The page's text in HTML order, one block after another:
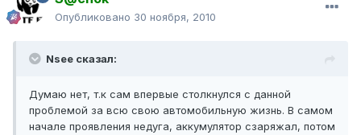
Опубликовано 30 ноября, 2010
Nsee сказал:
Думаю нет, т.к сам впервые столкнулся с данной
проблемой за всю свою автомобильную жизнь. В самом
начале проявления недуга, аккумулятор сзаряжал, потом